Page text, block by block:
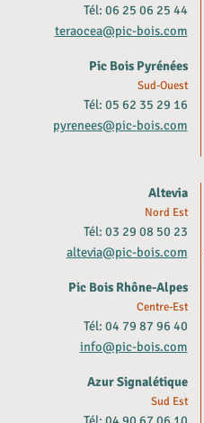
Tél: 06 25 06 25 44
teraocea@pic-bois.com
Pic Bois Pyrénées
Sud-Ouest
Tél: 05 62 35 29 16
pyrenees@pic-bois.com
Altevia
Nord Est
Tél: 03 29 08 50 23
altevia@pic-bois.com
Pic Bois Rhône-Alpes
Centre-Est
Tél: 04 79 87 96 40
info@pic-bois.com
Azur Signalétique
Sud Est